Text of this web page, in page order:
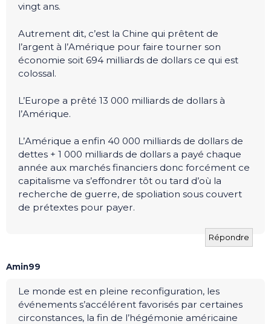
vingt ans.
Autrement dit, c’est la Chine qui prêtent de
l’argent à l’Amérique pour faire tourner son
économie soit 694 milliards de dollars ce qui est
colossal.
L’Europe a prêté 13 000 milliards de dollars à
l’Amérique.
L’Amérique a enfin 40 000 milliards de dollars de
dettes + 1 000 milliards de dollars a payé chaque
année aux marchés financiers donc forcément ce
capitalisme va s’effondrer tôt ou tard d’où la
recherche de guerre, de spoliation sous couvert
de prétextes pour payer.
Répondre
Amin99
Le monde est en pleine reconfiguration, les
événements s’accélérent favorisés par certaines
circonstances, la fin de l’hégémonie américaine